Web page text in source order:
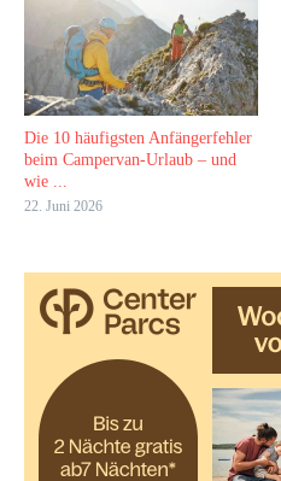
Die 10 häufigsten Anfängerfehler
beim Campervan-Urlaub – und
wie ...
22. Juni 2026